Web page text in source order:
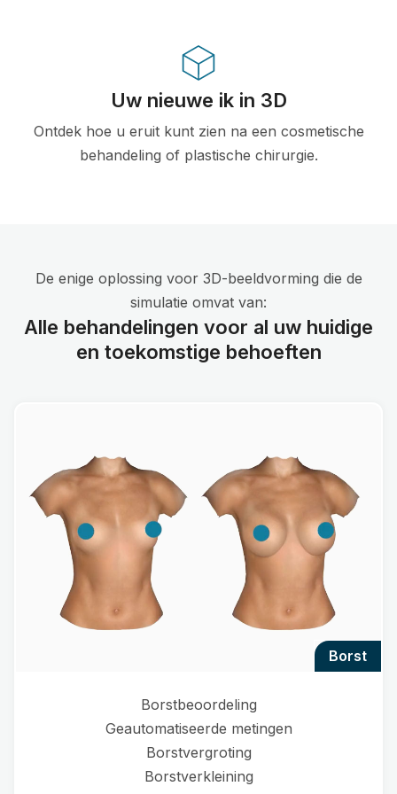
Uw nieuwe ik in 3D
Ontdek hoe u eruit kunt zien na een cosmetische
behandeling of plastische chirurgie.
De enige oplossing voor 3D-beeldvorming die de
simulatie omvat van:
Alle behandelingen voor al uw huidige
en toekomstige behoeften
borst
Borstbeoordeling
Geautomatiseerde metingen
Borstvergroting
Borstverkleining